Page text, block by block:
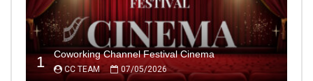
1 Coworking Channel Festival Cinema
CC TEAM 07/05/2026